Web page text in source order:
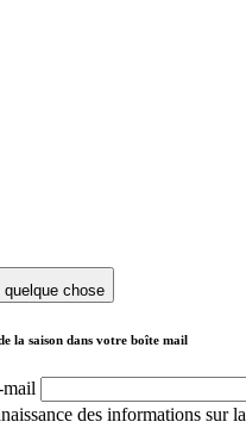
chose
la saison dans votre boîte mail
mail
des informations sur la